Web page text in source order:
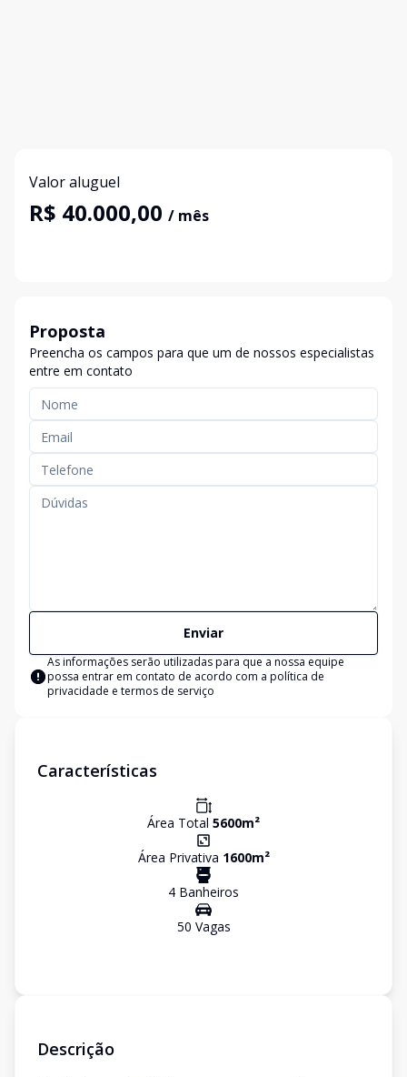
Valor aluguel
R$ 40.000,00 / mês
Proposta
Preencha os campos para que um de nossos especialistas
entre em contato
Enviar
As informações serão utilizadas para que a nossa equipe
possa entrar em contato de acordo com a política de
privacidade e termos de serviço
Características
Área Total 5600m²
Área Privativa 1600m²
4 Banheiros
50 Vagas
Descrição